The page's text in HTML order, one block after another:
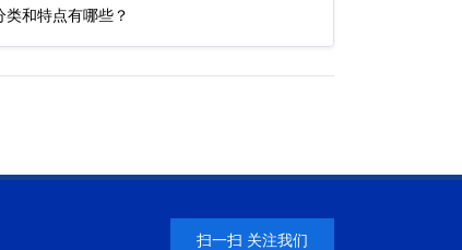
和特点有哪些？
扫一扫 关注我们